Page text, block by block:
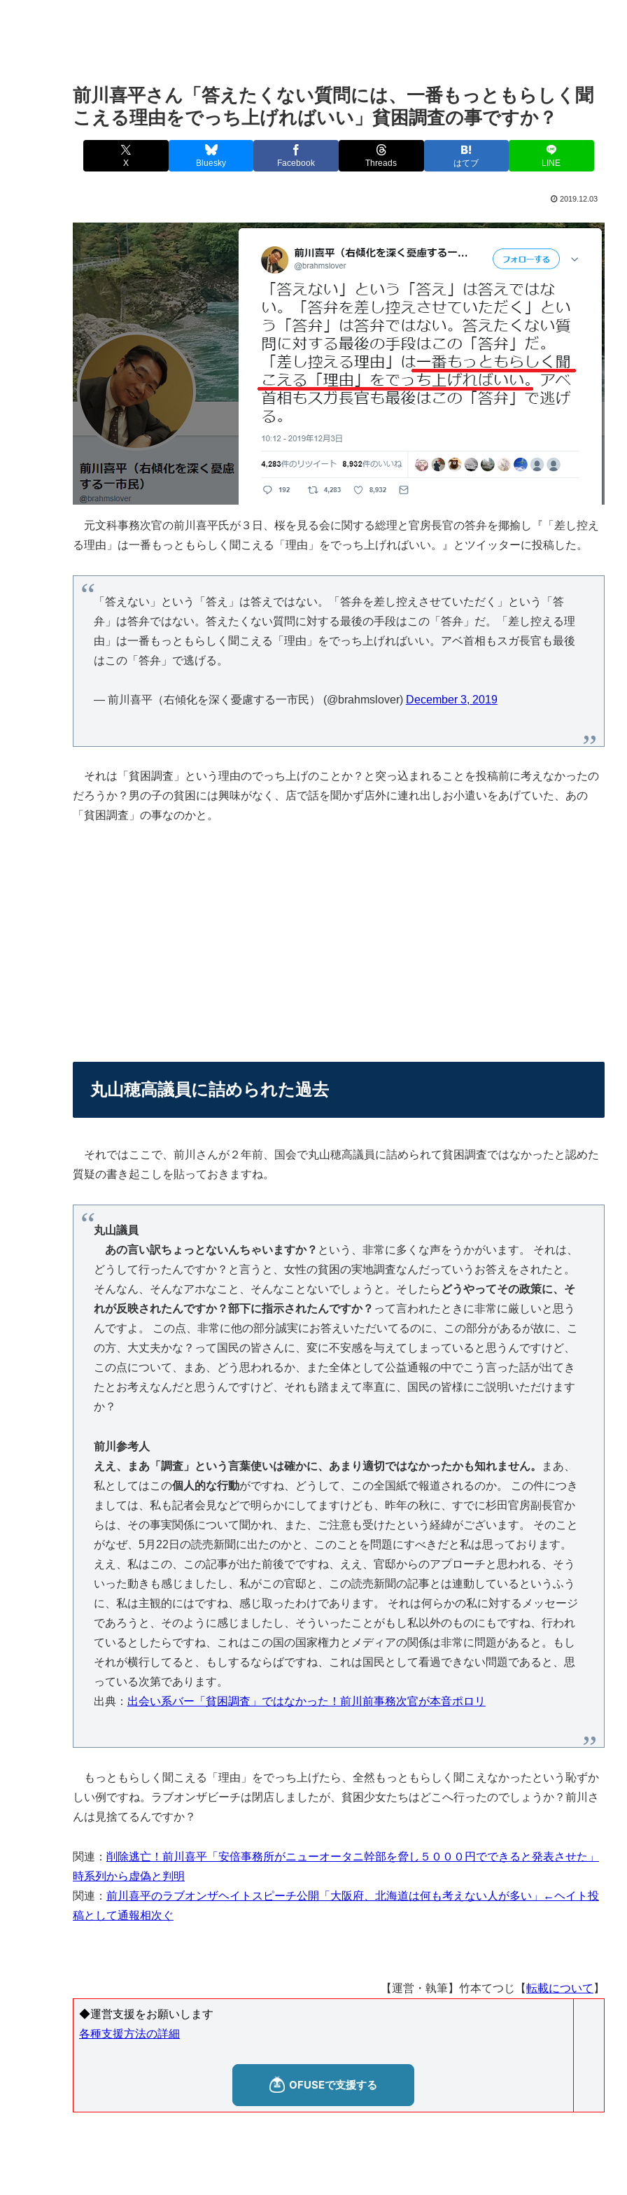
前川喜平さん「答えたくない質問には、一番もっともらしく聞
こえる理由をでっち上げればいい」貧困調査の事ですか？
X Bluesky Facebook Threads はてブ LINE
2019.12.03
元文科事務次官の前川喜平氏が３日、桜を見る会に関する総理と官房長官の答弁を揶揄し『「差し控え
る理由」は一番もっともらしく聞こえる「理由」をでっち上げればいい。』とツイッターに投稿した。
「答えない」という「答え」は答えではない。「答弁を差し控えさせていただく」という「答
弁」は答弁ではない。答えたくない質問に対する最後の手段はこの「答弁」だ。「差し控える理
由」は一番もっともらしく聞こえる「理由」をでっち上げればいい。アベ首相もスガ長官も最後
はこの「答弁」で逃げる。
— 前川喜平（右傾化を深く憂慮する一市民） (@brahmslover) December 3, 2019
それは「貧困調査」という理由のでっち上げのことか？と突っ込まれることを投稿前に考えなかったの
だろうか？男の子の貧困には興味がなく、店で話を聞かず店外に連れ出しお小遣いをあげていた、あの
「貧困調査」の事なのかと。
丸山穂高議員に詰められた過去
それではここで、前川さんが２年前、国会で丸山穂高議員に詰められて貧困調査ではなかったと認めた
質疑の書き起こしを貼っておきますね。
丸山議員
あの言い訳ちょっとないんちゃいますか？ という、非常に多くな声をうかがいます。 それは、
どうして行ったんですか？と言うと、女性の貧困の実地調査なんだっていうお答えをされたと。
そんなん、そんなアホなこと、そんなことないでしょうと。そしたら どうやってその政策に、そ
れが反映されたんですか？部下に指示されたんですか？ って言われたときに非常に厳しいと思う
んですよ。 この点、非常に他の部分誠実にお答えいただいてるのに、この部分があるが故に、こ
の方、大丈夫かな？って国民の皆さんに、変に不安感を与えてしまっていると思うんですけど、
この点について、まあ、どう思われるか、また全体として公益通報の中でこう言った話が出てき
たとお考えなんだと思うんですけど、それも踏まえて率直に、国民の皆様にご説明いただけます
か？
前川参考人
ええ、まあ「調査」という言葉使いは確かに、あまり適切ではなかったかも知れません。
まあ、
私としてはこの個人的な行動がですね、どうして、この全国紙で報道されるのか。 この件につき
ましては、私も記者会見などで明らかにしてますけども、昨年の秋に、すでに杉田官房副長官か
らは、その事実関係について聞かれ、また、ご注意も受けたという経緯がございます。 そのこと
がなぜ、5月22日の読売新聞に出たのかと、このことを問題にすべきだと私は思っております。
ええ、私はこの、この記事が出た前後でですね、ええ、官邸からのアプローチと思われる、そう
いった動きも感じましたし、私がこの官邸と、この読売新聞の記事とは連動しているというふう
に、私は主観的にはですね、感じ取ったわけであります。 それは何らかの私に対するメッセージ
であろうと、そのように感じましたし、そういったことがもし私以外のものにもですね、行われ
ているとしたらですね、これはこの国の国家権力とメディアの関係は非常に問題があると。もし
それが横行してると、もしするならばですね、これは国民として看過できない問題であると、思
っている次第であります。
出典： 出会い系バー「貧困調査」ではなかった！前川前事務次官が本音ポロリ
もっともらしく聞こえる「理由」をでっち上げたら、全然もっともらしく聞こえなかったという恥ずか
しい例ですね。ラブオンザビーチは閉店しましたが、貧困少女たちはどこへ行ったのでしょうか？前川さ
んは見捨てるんですか？
関連： 削除逃亡！前川喜平「安倍事務所がニューオータニ幹部を脅し５０００円でできると発表させた」
時系列から虚偽と判明
関連： 前川喜平のラブオンザヘイトスピーチ公開「大阪府、北海道は何も考えない人が多い」←ヘイト投
稿として通報相次ぐ
【運営・執筆】竹本てつじ【転載について 】
◆運営支援をお願いします
各種支援方法の詳細